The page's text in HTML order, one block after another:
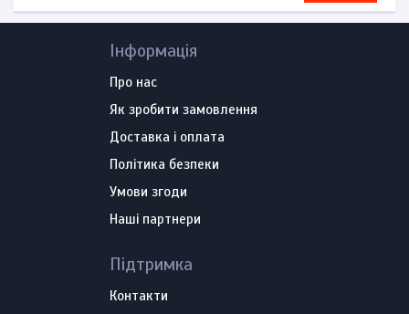
Інформація
Про нас
Як зробити замовлення
Доставка і оплата
Політика безпеки
Умови згоди
Наші партнери
Підтримка
Контакти